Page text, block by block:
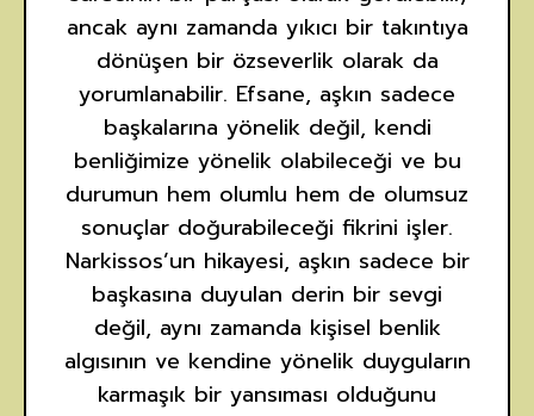
ancak aynı zamanda yıkıcı bir takıntıya
dönüşen bir özseverlik olarak da
yorumlanabilir. Efsane, aşkın sadece
başkalarına yönelik değil, kendi
benliğimize yönelik olabileceği ve bu
durumun hem olumlu hem de olumsuz
sonuçlar doğurabileceği fikrini işler.
Narkissos’un hikayesi, aşkın sadece bir
başkasına duyulan derin bir sevgi
değil, aynı zamanda kişisel benlik
algısının ve kendine yönelik duyguların
karmaşık bir yansıması olduğunu